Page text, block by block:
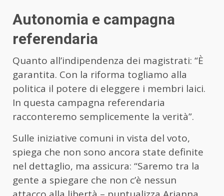
Autonomia e campagna
referendaria
Quanto all’indipendenza dei magistrati: “È
garantita. Con la riforma togliamo alla
politica il potere di eleggere i membri laici.
In questa campagna referendaria
racconteremo semplicemente la verità”.
Sulle iniziative comuni in vista del voto,
spiega che non sono ancora state definite
nel dettaglio, ma assicura: “Saremo tra la
gente a spiegare che non c’è nessun